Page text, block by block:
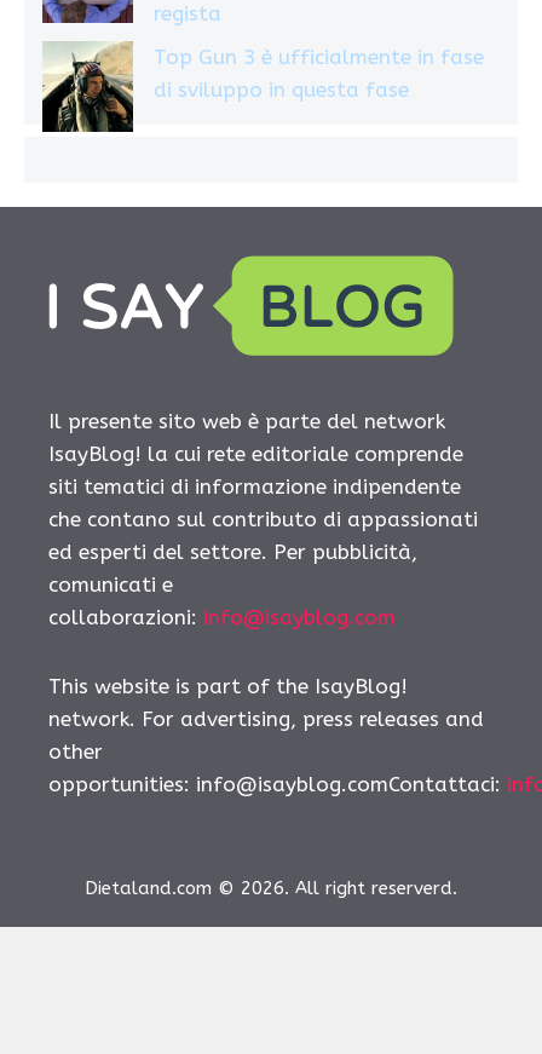
regista
Top Gun 3 è ufficialmente in fase
di sviluppo in questa fase
Il presente sito web è parte del network
IsayBlog! la cui rete editoriale comprende
siti tematici di informazione indipendente
che contano sul contributo di appassionati
ed esperti del settore. Per pubblicità,
comunicati e
collaborazioni: info@isayblog.com
This website is part of the IsayBlog!
network. For advertising, press releases and
other
opportunities: info@isayblog.comContattaci:
Dietaland.com © 2026. All right reserverd.